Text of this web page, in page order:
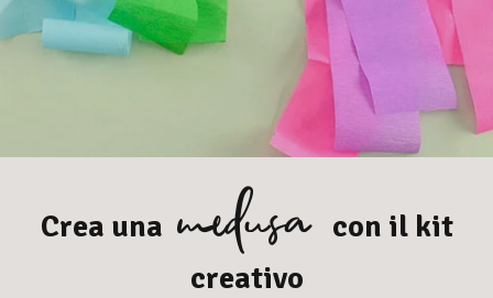
Crea una medusa con il kit
creativo